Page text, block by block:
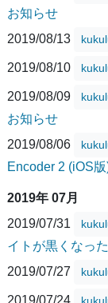
お知らせ
2019/08/13
2019/08/10
2019/08/09
お知らせ
2019/08/06
Encoder 2 (iOS
2019年 07月
2019/07/31
イトが黒くなっ
2019/07/27
2019/07/24